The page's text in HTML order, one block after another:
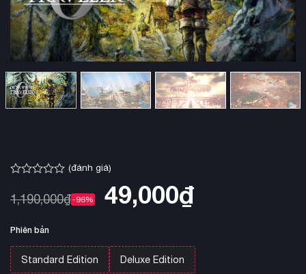
xếp
hạng
5
(đánh giá)
1,190,000₫-96% 49,000₫
Phiên bản
Standard Edition Deluxe Edition